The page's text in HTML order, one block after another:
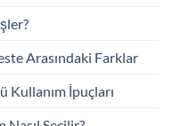
Arasındaki Farklar
Kullanım İpuçları